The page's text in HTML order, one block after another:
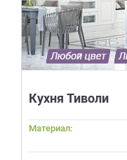
Кухня Тиволи
Материал: